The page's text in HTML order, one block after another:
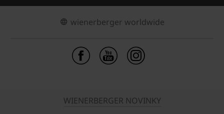
wienerberger worldwide
WIENERBERGER NOVINKY